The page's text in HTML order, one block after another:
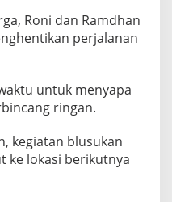
Roni dan Ramdhan
perjalanan
untuk menyapa
ringan.
kegiatan blusukan
ke lokasi berikutnya